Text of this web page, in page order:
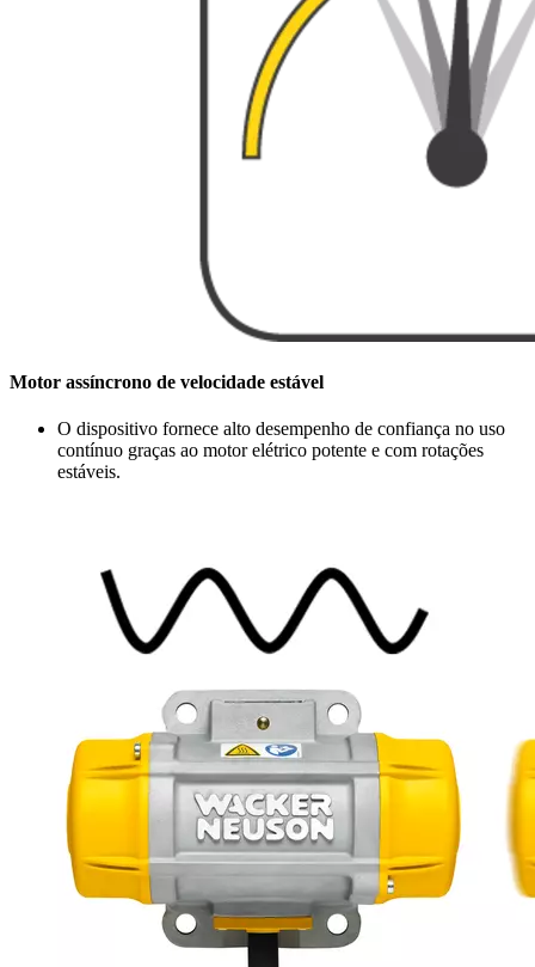
Motor assíncrono de velocidade estável
O dispositivo fornece alto desempenho de confiança no uso
contínuo graças ao motor elétrico potente e com rotações
estáveis.